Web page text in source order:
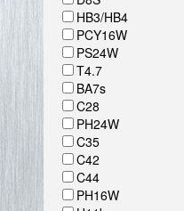
HB3/HB4
PCY16W
PS24W
T4.7
BA7s
C28
PH24W
C35
C42
C44
PH16W